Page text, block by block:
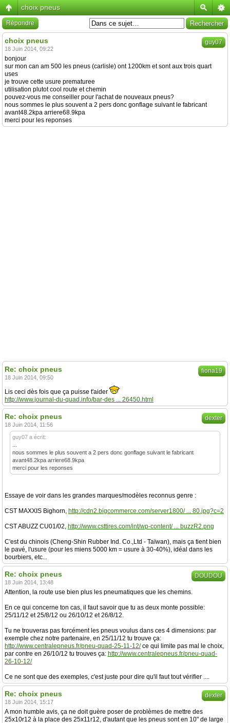
choix pneus
Répondre
guy07
choix pneus
18 Juin 2014, 09:22
bonjour
sur mon can am 500 les pneus (carlisle) ont 1200km et sont aux trois quart
uses
je trouve cette usure prematuree
utilisation plutot cool route et chemin
pouvez-vous me conseiller pour l'achat de nouveaux pneus?
nous sommes le plus souvent a 2 pers donc gonflage suivant le fabricant
avant48.2kpa arriere68.9kpa
merci pour les reponses
fiona19
Re: choix pneus
18 Juin 2014, 09:50
Lis ceci dès fois que ça puisse t'aider
http://www.journal-du-quad.info/bar-des ... 26450.html
dexter
Re: choix pneus
18 Juin 2014, 11:56
guy07 a écrit:
nous sommes le plus souvent a 2 pers donc gonflage suivant le fabricant
avant48.2kpa arriere68.9kpa
merci pour les reponses
Essaye de voir dans les grandes marques/modèles reconnus genre :
CST MAXXIS Bighorn, http://cdn2.bigcommerce.com/server1800/ ... 80.jpg?c=2
CST ABUZZ CU01/02, http://www.csttires.com/int/wp-content/ ... buzzR2.png
C'est du chinois (Cheng-Shin Rubber Ind. Co.,Ltd - Taïwan), mais ça tient bien
le pavé, l'usure (pour les miens 5000 km = usure à 30-40%), idéal dans les
bourbiers, etc...
DOUDOU
Re: choix pneus
18 Juin 2014, 13:48
Attention, la route use bien plus les pneumatiques que les chemins.
En ce qui concerne ton cas, il faut savoir que tu as deux monte possible:
25/11/12 et 25/8/12 ou 26/10/12 et 26/8/12.
Tu ne trouveras pas forcément les pneus voulus dans ces 4 dimensions: par
exemple chez notre partenaire, en 25/11/12 tu trouve ça:
http://www.centralepneus.fr/pneu-quad-25-11-12/ce qui limite pas mal le choix,
par contre en 26/10/12 tu trouves ça: http://www.centralepneus.fr/pneu-quad-
26-10-12/
Ce ne sont que des exemples, c'est juste pour dire qu'il faut tout vérifier ....
dexter
Re: choix pneus
18 Juin 2014, 15:17
A mon humble avis, ça ne doit guère poser de problèmes de mettre des
25x10r12 à la place des 25x11r12, d'autant que les pneus sont en 10" de large